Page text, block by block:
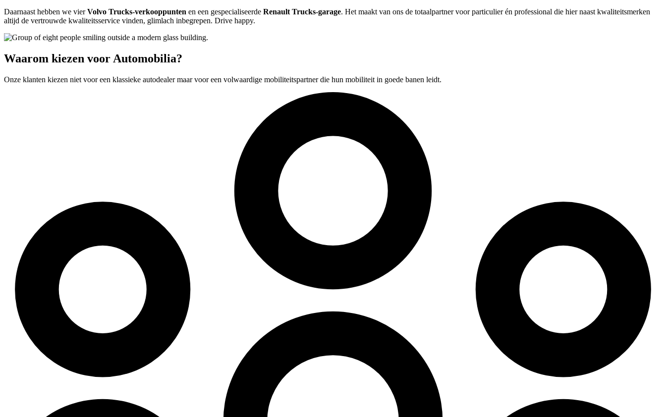
Daarnaast hebben we vierVolvo Trucks-verkooppunten en een gespecialiseerde Renault Trucks-garage. Het maakt van ons de totaalpartner voor particulier én professional die hier naast kwaliteitsmerken
altijd de vertrouwde kwaliteitsservice vinden, glimlach inbegrepen. Drive happy.
Waarom kiezen voor Automobilia?
Onze klanten kiezen niet voor een klassieke autodealer maar voor een volwaardige mobiliteitspartner die hun mobiliteit in goede banen leidt.